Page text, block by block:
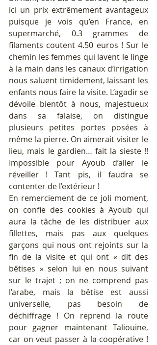
ici un prix extrêmement avantageux
puisque je vois qu’en France, en
supermarché, 0.3 grammes de
filaments coutent 4.50 euros ! Sur le
chemin les femmes qui lavent le linge
à la main dans les canaux d’irrigation
nous saluent timidement, laissant les
enfants nous faire la visite. L’agadir se
dévoile bientôt à nous, majestueux
dans sa falaise, on distingue
plusieurs petites portes posées à
même la pierre. On aimerait visiter le
lieu, mais le gardien… fait la sieste !!
Impossible pour Ayoub d’aller le
réveiller ! Tant pis, il faudra se
contenter de l’extérieur !
En remerciement de ce joli moment,
on confie des cookies à Ayoub qui
aura la tâche de les distribuer aux
fillettes, mais pas aux quelques
garçons qui nous ont rejoints sur la
fin de la visite et qui ont « dit des
bêtises » selon lui en nous suivant
sur le trajet ; on ne comprend pas
l’arabe, mais la bêtise est aussi
universelle, pas besoin de
déchiffrage ! On reprend la route
pour gagner maintenant Taliouine,
car on veut passer à la coopérative !